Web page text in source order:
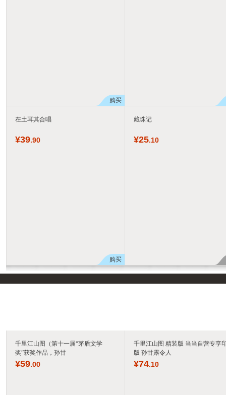
购买
在土耳其合唱
¥39.90
购买
藏珠记
¥25.10
千里江山图（第十一届“茅盾文学
奖”获奖作品，孙甘
¥59.00
千里江山图 精装版 当当自营专享
版 孙甘露令人
¥74.10